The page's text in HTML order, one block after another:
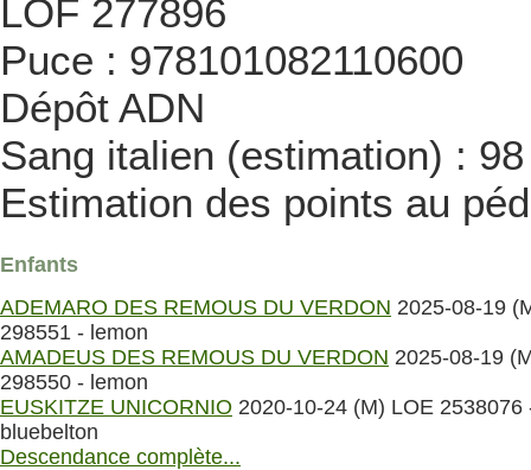
LOF 277896
Puce : 978101082110600
Dépôt ADN
Sang italien (estimation) :
Estimation des points au
Enfants
ADEMARO DES REMOUS DU VERDON 2025-08-19
298551 - lemon
AMADEUS DES REMOUS DU VERDON 2025-08-19
298550 - lemon
EUSKITZE UNICORNIO 2020-10-24 (M) LOE 2538076
bluebelton
Descendance complète...